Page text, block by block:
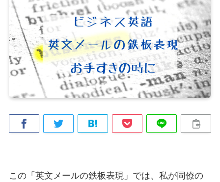
この「英文メールの鉄板表現」では、私が同僚の